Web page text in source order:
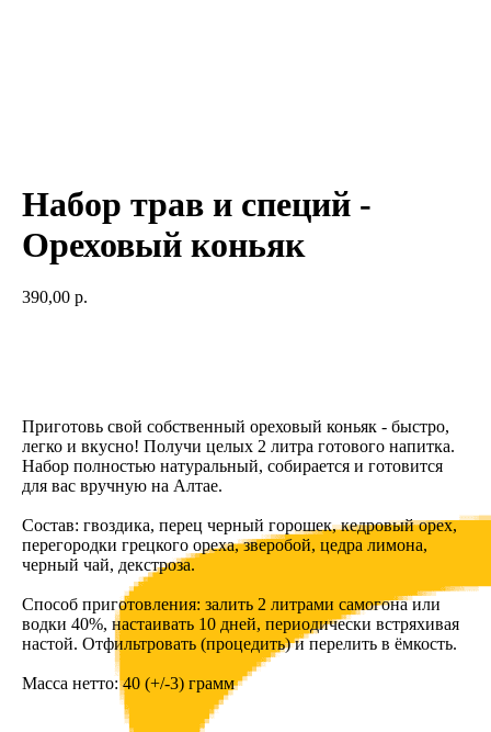
Набор трав и специй -
Ореховый коньяк
390,00 р.
Приготовь свой собственный ореховый коньяк - быстро,
легко и вкусно! Получи целых 2 литра готового напитка.
Набор полностью натуральный, собирается и готовится
для вас вручную на Алтае.
Состав: гвоздика, перец черный горошек, кедровый орех,
перегородки грецкого ореха, зверобой, цедра лимона,
черный чай, декстроза.
Способ приготовления: залить 2 литрами самогона или
водки 40%, настаивать 10 дней, периодически встряхивая
настой. Отфильтровать (процедить) и перелить в ёмкость.
Масса нетто: 40 (+/-3) грамм